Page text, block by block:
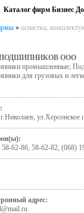
Каталог фирм Бизнес
» оснастка,
ООО
промышленные;
для грузовых и
ул.Херсонское
58-62-86, 58-62-82, (068)
адрес: